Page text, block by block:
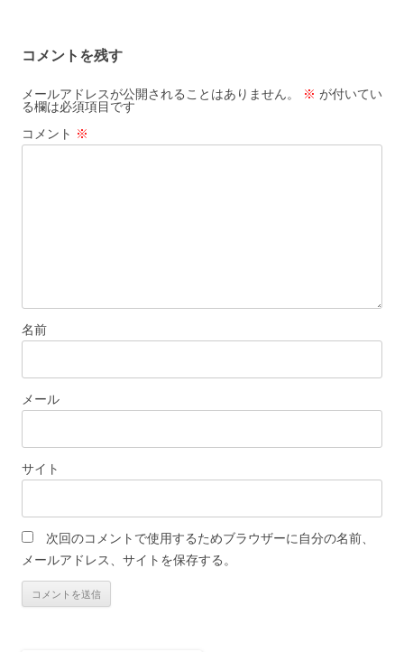
ゲ
ー
シ
ョ
コメントを残す
メールアドレスが公開されることはありません。 ※ が付いてい
る欄は必須項目です
コメント ※
名前
メール
サイト
次回のコメントで使用するためブラウザーに自分の名前、
メールアドレス、サイトを保存する。